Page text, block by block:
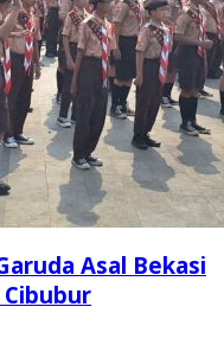
Asal Bekasi